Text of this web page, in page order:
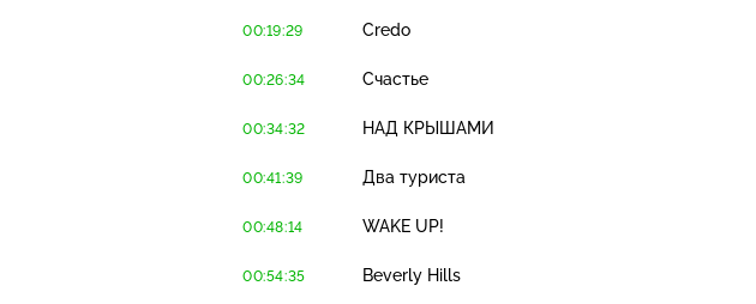
00:19:29 Credo
00:26:34 Счастье
00:34:32 НАД КРЫШАМИ
00:41:39 Два туриста
00:48:14 WAKE UP!
00:54:35 Beverly Hills